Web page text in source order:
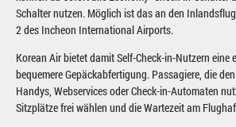
Schalter nutzen. Möglich ist das an den
2 des Incheon International Airports.
Korean Air bietet damit Self-Check-in-Nutzern eine
bequemere Gepäckabfertigung. Passagiere, die
Handys, Webservices oder Check-in-Automaten
Sitzplätze frei wählen und die Wartezeit am